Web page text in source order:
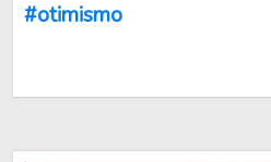
#otimismo